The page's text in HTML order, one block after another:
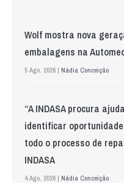
Wolf mostra nova
embalagens na
5 Ago. 2026 | Nádia Conceição
“A INDASA procura
identificar
todo o processo de
INDASA
4 Ago. 2026 | Nádia Conceição